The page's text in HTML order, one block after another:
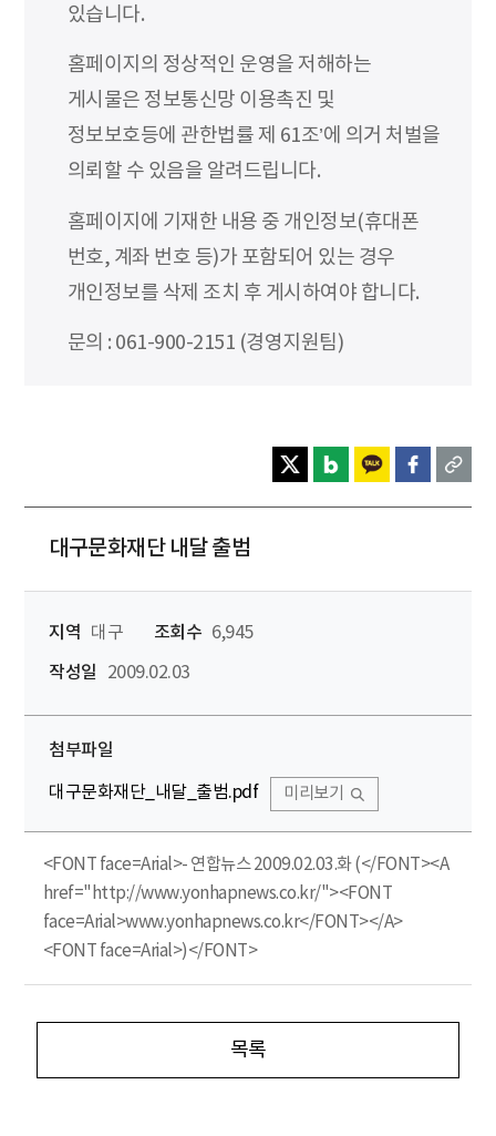
있습니다.
홈페이지의 정상적인 운영을 저해하는
게시물은 정보통신망 이용촉진 및
정보보호등에 관한법률 제 61조’에 의거 처벌을
의뢰할 수 있음을 알려드립니다.
홈페이지에 기재한 내용 중 개인정보(휴대폰
번호, 계좌 번호 등)가 포함되어 있는 경우
개인정보를 삭제 조치 후 게시하여야 합니다.
문의 : 061-900-2151 (경영지원팀)
대구문화재단 내달 출범
지역 대구 조회수 6,945
작성일
2009.02.03
첨부파일
대구문화재단_내달_출범.pdf 미리보기
<FONT face=Arial>- 연합뉴스 2009.02.03.화 (</FONT><A
href="http://www.yonhapnews.co.kr/"><FONT
face=Arial>www.yonhapnews.co.kr</FONT></A>
<FONT face=Arial>)</FONT>
목록